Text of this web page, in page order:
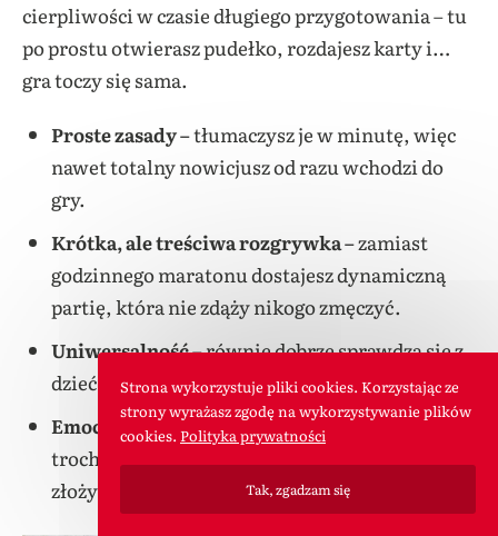
cierpliwości w czasie długiego przygotowania – tu
po prostu otwierasz pudełko, rozdajesz karty i…
gra toczy się sama.
Proste zasady –tłumaczysz je w minutę, więc
nawet totalny nowicjusz od razu wchodzi do
gry.
Krótka, ale treściwa rozgrywka –zamiast
godzinnego maratonu dostajesz dynamiczną
partię, która nie zdąży nikogo zmęczyć.
Uniwersalność –równie dobrze sprawdza się z
dziećmi, jak i w gronie dorosłych znajomych.
Emocje w pakiecie –trochę kombinowania,
trochę śmiechu i ta satysfakcja, gdy uda się
złożyć świetny układ.
Strona wykorzystuje pliki cookies. Korzystając ze
strony wyrażasz zgodę na wykorzystywanie plików
cookies. Polityka prywatności
Tak, zgadzam się